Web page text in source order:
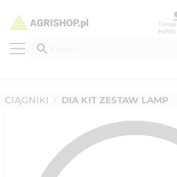
Twoje
konto
CIĄGNIKI / DIA KIT ZESTAW LAMP